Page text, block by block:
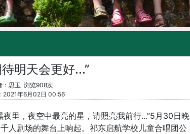
明天会更好...”
：思玉 浏览908次
2021年6月02日 00:56
里，夜空中最亮的星，请照亮我前行...”5月30日晚
人剧场的舞台上响起。祁东启航学校儿童合唱团公